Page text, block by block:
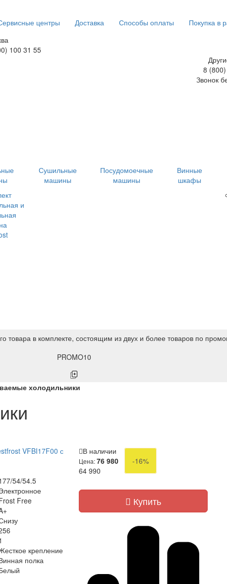
центры Доставка Способы оплаты Покупка в
100 31 55
8
Звонок
и
Сушильные
машины
Посудомоечные
машины
Винные
шкафы
товара в комплекте, состоящим из двух и более товаров по
PROMO10
холодильники
VFBI17F00 с
54/54.5
Free
крепление
полка
В наличии
Цена:76 980
-16%
64 990
Купить